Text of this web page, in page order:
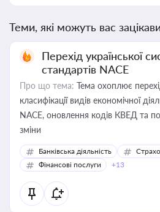
Теми, які можуть вас
Перехід української
стандартів NACE
Про що тема: Тема охоплює
класифікації видів економічної
NACE, оновлення кодів КВЕД та
зміни
Банківська діяльність
Фінансові послуги
+13